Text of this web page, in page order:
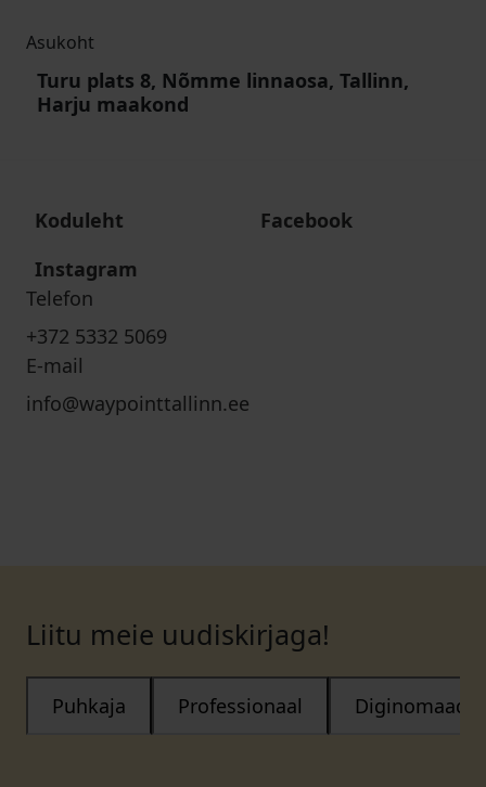
Asukoht
Turu plats 8, Nõmme linnaosa, Tallinn,
Harju maakond
Koduleht
Facebook
Instagram
Telefon
+372 5332 5069
E-mail
info@waypointtallinn.ee
Liitu meie uudiskirjaga!
Puhkaja Professionaal Diginomaad